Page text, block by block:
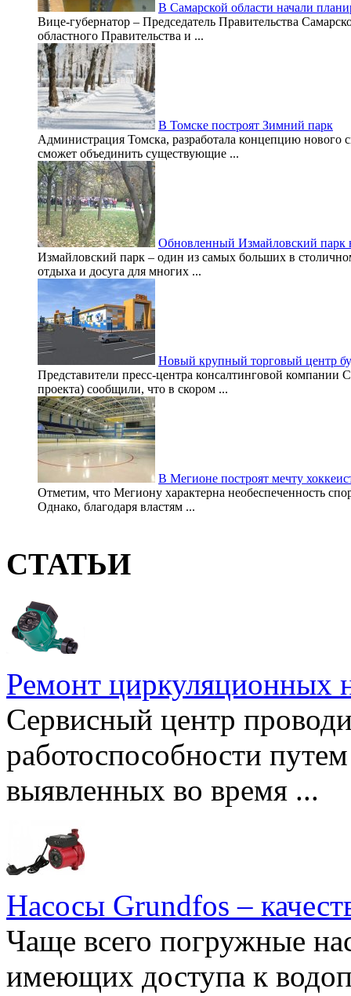
В Самарской области начали
Вице-губернатор – Председатель Правительства
областного Правительства и ...
В Томске построят Зимний парк
Администрация Томска, разработала концепцию нового
сможет объединить существующие ...
Обновленный Измайловский парк
Измайловский парк – один из самых больших в
отдыха и досуга для многих ...
Новый крупный торговый центр
Представители пресс-центра консалтинговой компании
проекта) сообщили, что в скором ...
В Мегионе построят мечту
Отметим, что Мегиону характерна необеспеченность
Однако, благодаря властям ...
СТАТЬИ
Ремонт циркуляционных
Сервисный центр
работоспособности
выявленных во время ...
Насосы Grundfos –
Чаще всего погружные
имеющих доступа к